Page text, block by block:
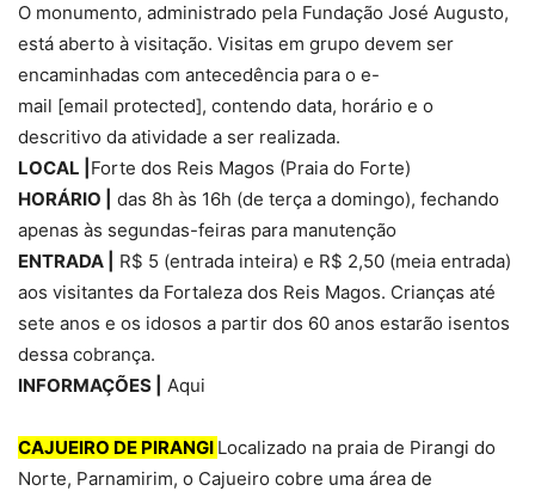
O monumento, administrado pela Fundação José Augusto,
está aberto à visitação. Visitas em grupo devem ser
encaminhadas com antecedência para o e-
mail [email protected], contendo data, horário e o
descritivo da atividade a ser realizada.
LOCAL | Forte dos Reis Magos (Praia do Forte)
HORÁRIO |
das 8h às 16h (de terça a domingo), fechando
apenas às segundas-feiras para manutenção
ENTRADA |
R$ 5 (entrada inteira) e R$ 2,50 (meia entrada)
aos visitantes da Fortaleza dos Reis Magos. Crianças até
sete anos e os idosos a partir dos 60 anos estarão isentos
dessa cobrança.
INFORMAÇÕES |
Aqui
CAJUEIRO DE PIRANGI Localizado na praia de Pirangi do
Norte, Parnamirim, o Cajueiro cobre uma área de